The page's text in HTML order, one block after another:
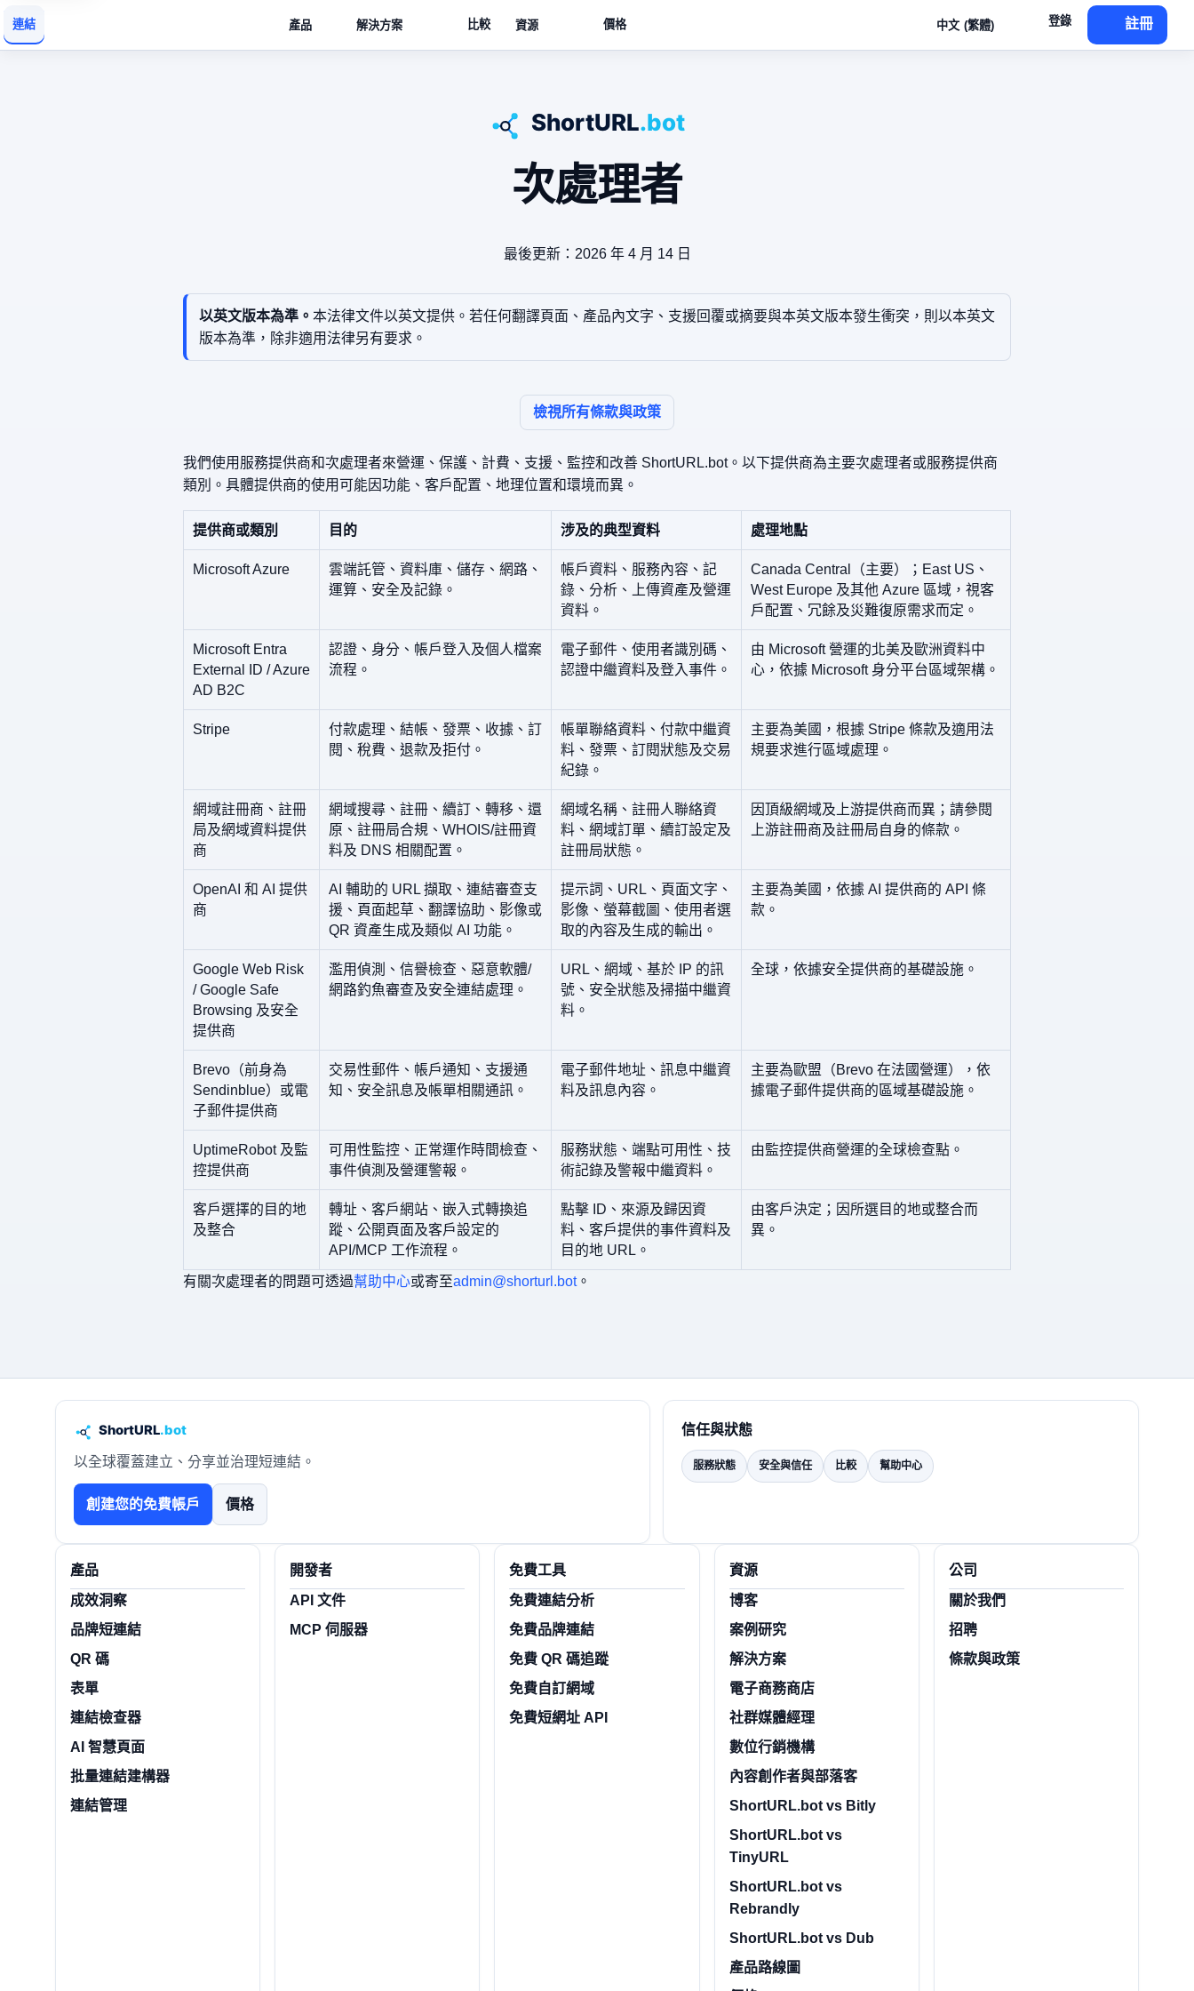
連結 產品 解決方案 比較 資源 價格 中文 (繁體) 登錄 註冊
次處理者
最後更新：2026 年 4 月 14 日
以英文版本為準。 本法律文件以英文提供。若任何翻譯頁面、產品內文字、支援回覆或摘要與本英文版本發生衝突，則以本英文
版本為準，除非適用法律另有要求。
檢視所有條款與政策
我們使用服務提供商和次處理者來營運、保護、計費、支援、監控和改善 ShortURL.bot。以下提供商為主要次處理者或服務提供商
類別。具體提供商的使用可能因功能、客戶配置、地理位置和環境而異。
提供商或類別 目的 涉及的典型資料 處理地點
Microsoft Azure
雲端託管、資料庫、儲存、網路、
運算、安全及記錄。
帳戶資料、服務內容、記
錄、分析、上傳資產及營運
資料。
Canada Central（主要）；East US、
West Europe 及其他 Azure 區域，視客
戶配置、冗餘及災難復原需求而定。
Microsoft Entra
External ID / Azure
AD B2C
認證、身分、帳戶登入及個人檔案
流程。
電子郵件、使用者識別碼、
認證中繼資料及登入事件。
由 Microsoft 營運的北美及歐洲資料中
心，依據 Microsoft 身分平台區域架構。
Stripe
付款處理、結帳、發票、收據、訂
閱、稅費、退款及拒付。
帳單聯絡資料、付款中繼資
料、發票、訂閱狀態及交易
紀錄。
主要為美國，根據 Stripe 條款及適用法
規要求進行區域處理。
網域註冊商、註冊
局及網域資料提供
商
網域搜尋、註冊、續訂、轉移、還
原、註冊局合規、WHOIS/註冊資
料及 DNS 相關配置。
網域名稱、註冊人聯絡資
料、網域訂單、續訂設定及
註冊局狀態。
因頂級網域及上游提供商而異；請參閱
上游註冊商及註冊局自身的條款。
OpenAI 和 AI 提供
商
AI 輔助的 URL 擷取、連結審查支
援、頁面起草、翻譯協助、影像或
QR 資產生成及類似 AI 功能。
提示詞、URL、頁面文字、
影像、螢幕截圖、使用者選
取的內容及生成的輸出。
主要為美國，依據 AI 提供商的 API 條
款。
Google Web Risk
/ Google Safe
Browsing 及安全
提供商
濫用偵測、信譽檢查、惡意軟體/
網路釣魚審查及安全連結處理。
URL、網域、基於 IP 的訊
號、安全狀態及掃描中繼資
料。
全球，依據安全提供商的基礎設施。
Brevo（前身為
Sendinblue）或電
子郵件提供商
交易性郵件、帳戶通知、支援通
知、安全訊息及帳單相關通訊。
電子郵件地址、訊息中繼資
料及訊息內容。
主要為歐盟（Brevo 在法國營運），依
據電子郵件提供商的區域基礎設施。
UptimeRobot 及監
控提供商
可用性監控、正常運作時間檢查、
事件偵測及營運警報。
服務狀態、端點可用性、技
術記錄及警報中繼資料。
由監控提供商營運的全球檢查點。
客戶選擇的目的地
及整合
轉址、客戶網站、嵌入式轉換追
蹤、公開頁面及客戶設定的
API/MCP 工作流程。
點擊 ID、來源及歸因資
料、客戶提供的事件資料及
目的地 URL。
由客戶決定；因所選目的地或整合而
異。
有關次處理者的問題可透過幫助中心或寄至admin@shorturl.bot。
以全球覆蓋建立、分享並治理短連結。
創建您的免費帳戶 價格
信任與狀態
服務狀態 安全與信任 比較 幫助中心
產品
成效洞察
品牌短連結
QR 碼
表單
連結檢查器
AI 智慧頁面
批量連結建構器
連結管理
開發者
API 文件
MCP 伺服器
免費工具
免費連結分析
免費品牌連結
免費 QR 碼追蹤
免費自訂網域
免費短網址 API
資源
博客
案例研究
解決方案
電子商務商店
社群媒體經理
數位行銷機構
內容創作者與部落客
ShortURL.bot vs Bitly
ShortURL.bot vs
TinyURL
ShortURL.bot vs
Rebrandly
ShortURL.bot vs Dub
產品路線圖
公司
關於我們
招聘
條款與政策